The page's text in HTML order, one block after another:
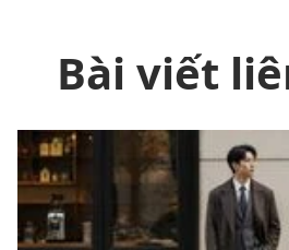
Bài viết